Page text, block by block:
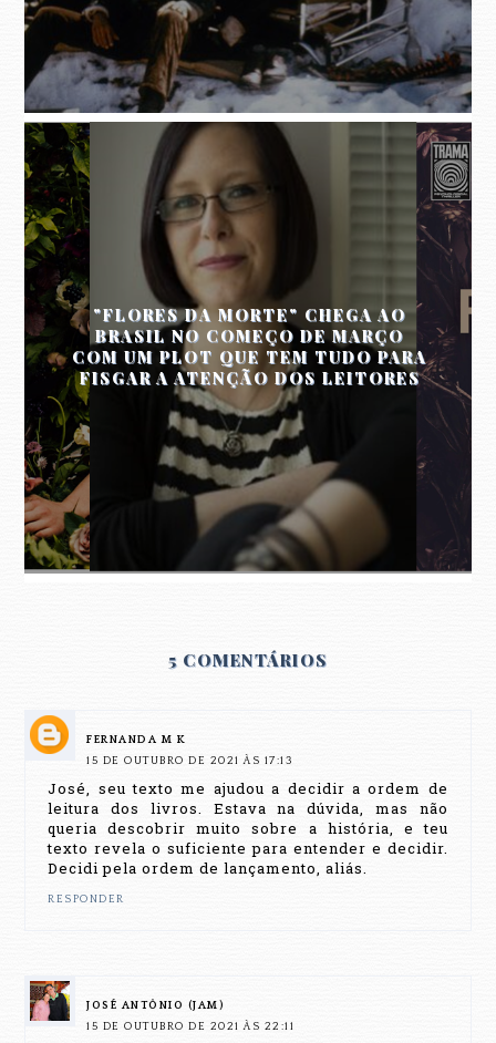
"FLORES DA MORTE" CHEGA AO
BRASIL NO COMEÇO DE MARÇO
COM UM PLOT QUE TEM TUDO PARA
FISGAR A ATENÇÃO DOS LEITORES
5 COMENTÁRIOS
FERNANDA M K
15 DE OUTUBRO DE 2021 ÀS 17:13
José, seu texto me ajudou a decidir a ordem de
leitura dos livros. Estava na dúvida, mas não
queria descobrir muito sobre a história, e teu
texto revela o suficiente para entender e decidir.
Decidi pela ordem de lançamento, aliás.
RESPONDER
JOSÉ ANTÔNIO (JAM)
15 DE OUTUBRO DE 2021 ÀS 22:11